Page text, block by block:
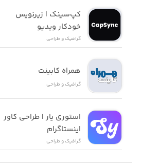
SKIN TOOL:
- Addition tan.
RESHAPE TOOL:
BLUR TOOL:
خودکار ویدیو
گرافیک و طراحی
همراه کابینت
گرافیک و طراحی
استوری یار | طراحی کاور
اینستاگرام
گرافیک و طراحی